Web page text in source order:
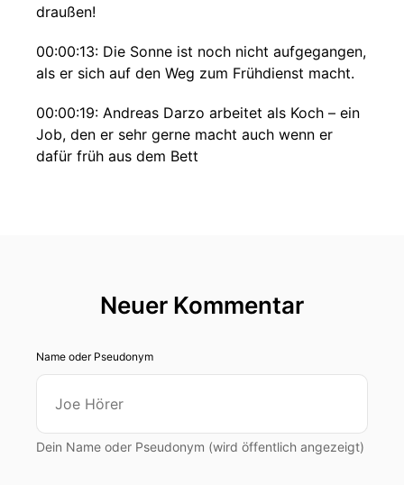
draußen!
00:00:13: Die Sonne ist noch nicht aufgegangen,
als er sich auf den Weg zum Frühdienst macht.
00:00:19: Andreas Darzo arbeitet als Koch – ein
Job, den er sehr gerne macht auch wenn er
dafür früh aus dem Bett
00:00:38: Seit sechzehn Jahren gibt es für
00:00:43: Er wurde Zwei-Tausend-Szenen für
den Doppelmord an dem Ehepaar Toll und dem
anschließend verurteilt.
Neuer Kommentar
Name oder Pseudonym
Dein Name oder Pseudonym (wird öffentlich angezeigt)